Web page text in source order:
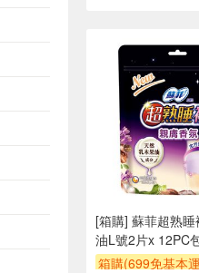
[箱購] 蘇菲超熟
油L號2片x 12PC
箱購(699免基本